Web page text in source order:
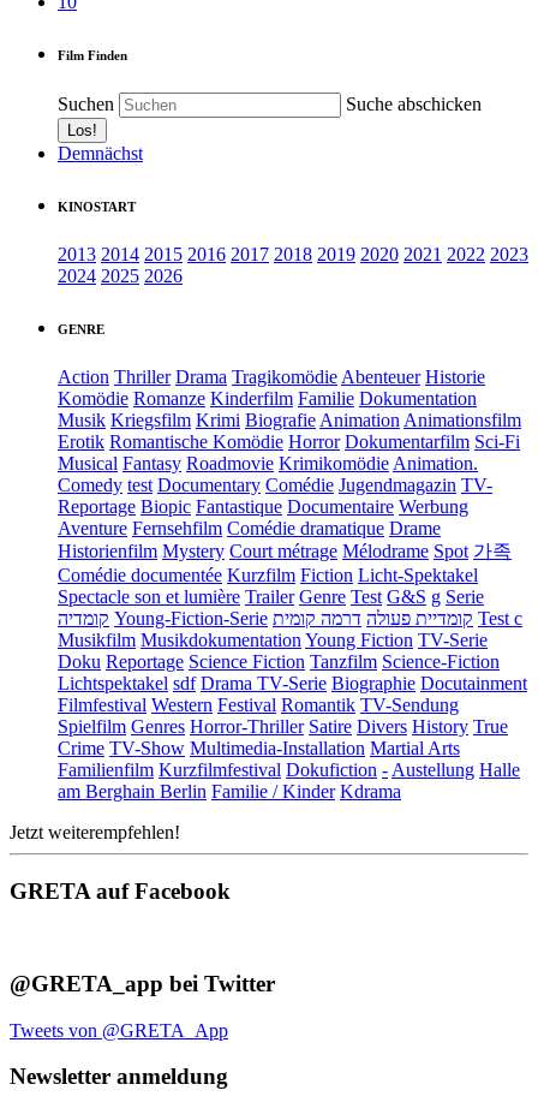
Film Finden
Suchen Suche abschicken
Demnächst
KINOSTART
2013 2014 2015 2016 2017 2018 2019 2020 2021 2022 2023
2024 2025 2026
GENRE
Action Thriller Drama Tragikomödie Abenteuer Historie
Komödie Romanze Kinderfilm Familie Dokumentation
Musik Kriegsfilm Krimi Biografie Animation Animationsfilm
Erotik Romantische Komödie Horror Dokumentarfilm Sci-Fi
Musical Fantasy Roadmovie Krimikomödie Animation.
Comedy test Documentary Comédie Jugendmagazin TV-
Reportage Biopic Fantastique Documentaire Werbung
Aventure Fernsehfilm Comédie dramatique Drame
Historienfilm Mystery Court métrage Mélodrame Spot 가족
Comédie documentée Kurzfilm Fiction Licht-Spektakel
Spectacle son et lumière Trailer Genre Test G&S g Serie
קומדיה Young-Fiction-Serie קומדיית פעולה דרמה קומית
Test c
Musikfilm Musikdokumentation Young Fiction TV-Serie
Doku Reportage Science Fiction Tanzfilm Science-Fiction
Lichtspektakel sdf Drama TV-Serie Biographie Docutainment
Filmfestival Western Festival Romantik TV-Sendung
Spielfilm Genres Horror-Thriller Satire Divers History True
Crime TV-Show Multimedia-Installation Martial Arts
Familienfilm Kurzfilmfestival Dokufiction - Austellung Halle
am Berghain Berlin Familie / Kinder Kdrama
Jetzt weiterempfehlen!
GRETA auf Facebook
@GRETA_app bei Twitter
Tweets von @GRETA_App
Newsletter anmeldung